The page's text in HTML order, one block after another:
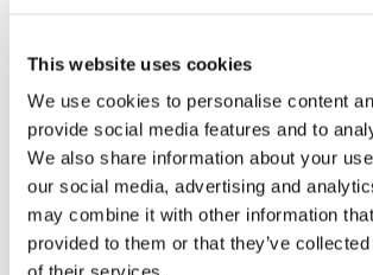
This website uses cookies
We use cookies to personalise content
provide social media features and to
We also share information about your
our social media, advertising and
may combine it with other information
provided to them or that they’ve